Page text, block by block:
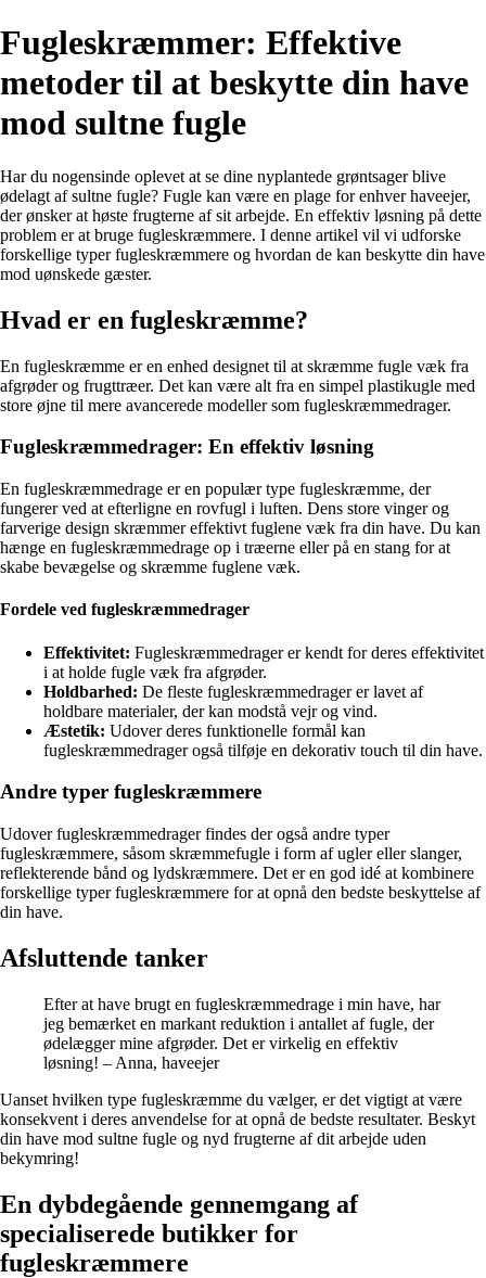
Fugleskræmmer: Effektive
metoder til at beskytte din have
mod sultne fugle
Har du nogensinde oplevet at se dine nyplantede grøntsager blive
ødelagt af sultne fugle? Fugle kan være en plage for enhver haveejer,
der ønsker at høste frugterne af sit arbejde. En effektiv løsning på dette
problem er at bruge fugleskræmmere. I denne artikel vil vi udforske
forskellige typer fugleskræmmere og hvordan de kan beskytte din have
mod uønskede gæster.
Hvad er en fugleskræmme?
En fugleskræmme er en enhed designet til at skræmme fugle væk fra
afgrøder og frugttræer. Det kan være alt fra en simpel plastikugle med
store øjne til mere avancerede modeller som fugleskræmmedrager.
Fugleskræmmedrager: En effektiv løsning
En fugleskræmmedrage er en populær type fugleskræmme, der
fungerer ved at efterligne en rovfugl i luften. Dens store vinger og
farverige design skræmmer effektivt fuglene væk fra din have. Du kan
hænge en fugleskræmmedrage op i træerne eller på en stang for at
skabe bevægelse og skræmme fuglene væk.
Fordele ved fugleskræmmedrager
Effektivitet: Fugleskræmmedrager er kendt for deres effektivitet
i at holde fugle væk fra afgrøder.
Holdbarhed: De fleste fugleskræmmedrager er lavet af
holdbare materialer, der kan modstå vejr og vind.
Æstetik: Udover deres funktionelle formål kan
fugleskræmmedrager også tilføje en dekorativ touch til din have.
Andre typer fugleskræmmere
Udover fugleskræmmedrager findes der også andre typer
fugleskræmmere, såsom skræmmefugle i form af ugler eller slanger,
reflekterende bånd og lydskræmmere. Det er en god idé at kombinere
forskellige typer fugleskræmmere for at opnå den bedste beskyttelse af
din have.
Afsluttende tanker
Efter at have brugt en fugleskræmmedrage i min have, har
jeg bemærket en markant reduktion i antallet af fugle, der
ødelægger mine afgrøder. Det er virkelig en effektiv
løsning! – Anna, haveejer
Uanset hvilken type fugleskræmme du vælger, er det vigtigt at være
konsekvent i deres anvendelse for at opnå de bedste resultater. Beskyt
din have mod sultne fugle og nyd frugterne af dit arbejde uden
bekymring!
En dybdegående gennemgang af
specialiserede butikker for
fugleskræmmere